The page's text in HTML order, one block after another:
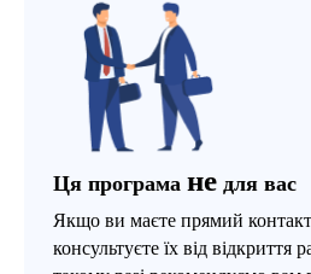
Ця програма не для вас
Якщо ви маєте прямий контакт
консультуєте їх від відкриття